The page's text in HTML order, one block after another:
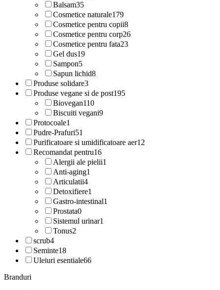
Balsam35
Cosmetice naturale179
Cosmetice pentru copii8
Cosmetice pentru corp26
Cosmetice pentru fata23
Gel dus19
Sampon5
Sapun lichid8
Produse solidare3
Produse vegane si de post195
Biovegan110
Biscuiti vegani9
Protocoale1
Pudre-Prafuri51
Purificatoare si umidificatoare aer12
Recomandat pentru16
Alergii ale pielii1
Anti-aging1
Articulatii4
Detoxifiere1
Gastro-intestinal1
Prostata0
Sistemul urinar1
Tonus2
scrub4
Seminte18
Uleiuri esentiale66
Branduri